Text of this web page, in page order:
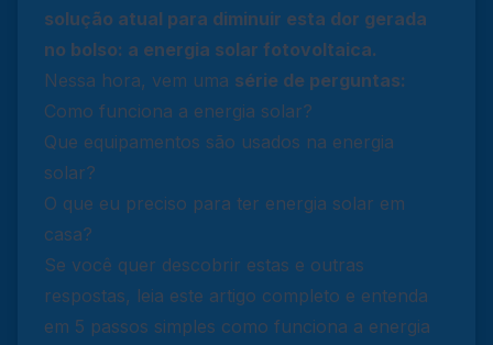
solução atual para diminuir esta dor gerada
no bolso: a energia solar fotovoltaica.
Nessa hora, vem uma série de perguntas:
Como funciona a energia solar?
Que equipamentos são usados na energia
solar?
O que eu preciso para ter energia solar em
casa?
Se você quer descobrir estas e outras
respostas, leia este artigo completo e entenda
em 5 passos simples como funciona a energia